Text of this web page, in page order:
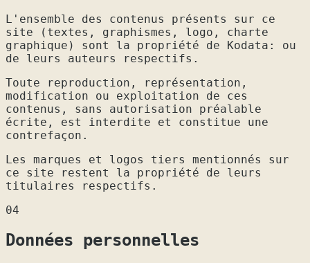
L'ensemble des contenus présents sur ce
site (textes, graphismes, logo, charte
graphique) sont la propriété de Kodata: ou
de leurs auteurs respectifs.
Toute reproduction, représentation,
modification ou exploitation de ces
contenus, sans autorisation préalable
écrite, est interdite et constitue une
contrefaçon.
Les marques et logos tiers mentionnés sur
ce site restent la propriété de leurs
titulaires respectifs.
04
Données personnelles